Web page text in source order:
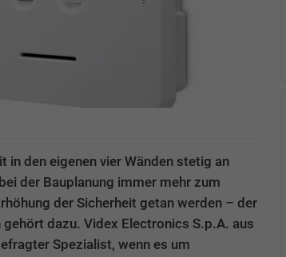
den eigenen vier Wänden stetig an
der Bauplanung immer mehr zum
der Sicherheit getan werden – der
dazu. Videx Electronics S.p.A. aus
Spezialist, wenn es um